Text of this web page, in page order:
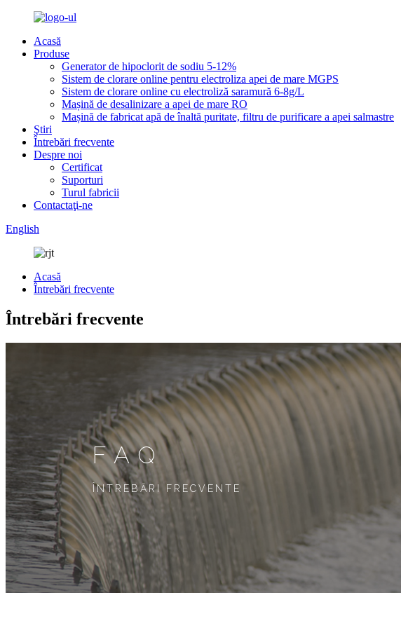
Acasă
Produse
Generator de hipoclorit de sodiu 5-12%
Sistem de clorare online pentru electroliza apei de mare MGPS
Sistem de clorare online cu electroliză saramură 6-8g/L
Mașină de desalinizare a apei de mare RO
Mașină de fabricat apă de înaltă puritate, filtru de purificare a apei salmastre
Ştiri
Întrebări frecvente
Despre noi
Certificat
Suporturi
Turul fabricii
Contactaţi-ne
English
Acasă
Întrebări frecvente
Întrebări frecvente
FAQ
ÎNTREBĂRI FRECVENTE